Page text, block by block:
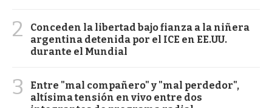
2
Conceden la libertad bajo fianza a la niñera
argentina detenida por el ICE en EE.UU.
durante el Mundial
3
Entre "mal compañero" y "mal perdedor",
altísima tensión en vivo entre dos